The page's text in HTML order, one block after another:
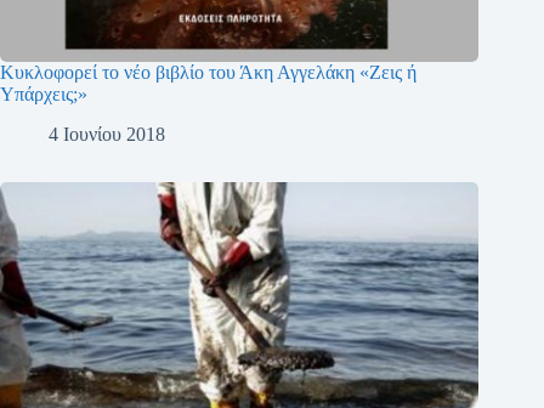
Κυκλοφορεί το νέο βιβλίο του Άκη Αγγελάκη «Ζεις ή
Υπάρχεις;»
4 Ιουνίου 2018